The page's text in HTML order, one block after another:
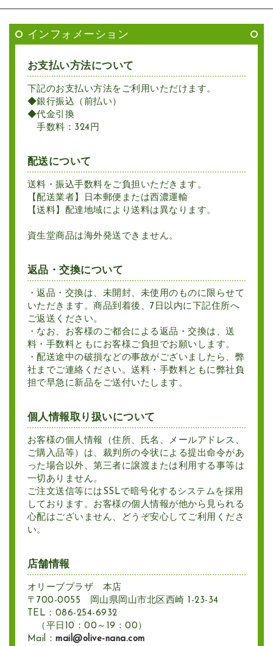
インフォメーション
お支払い方法について
下記のお支払い方法をご利用いただけます。
◆銀行振込（前払い）
◆代金引換
手数料：324円
配送について
送料・振込手数料をご負担いただきます。
【配送業者】日本郵便または西濃運輸
【送料】配達地域により送料は異なります。
資生堂商品は海外発送できません。
返品・交換について
・返品・交換は、未開封、未使用のものに限らせて
いただきます。商品到着後、7日以内に下記住所へ
ご返送ください。
・なお、お客様のご都合による返品・交換は、送
料・手数料ともにお客様ご負担でお願いします。
・配送途中の破損などの事故がございましたら、弊
社までご連絡ください。送料・手数料ともに弊社負
担で早急に新品をご送付いたします。
個人情報取り扱いについて
お客様の個人情報（住所、氏名、メールアドレス、
ご購入品等）は、裁判所の令状による提出命令があ
った場合以外、第三者に譲渡または利用する事等は
一切ありません。
ご注文送信等にはSSLで暗号化するシステムを採用
しております。お客様の個人情報が他から見られる
心配はございません、どうぞ安心してご利用くださ
い。
店舗情報
オリーブプラザ 本店
〒700-0055 岡山県岡山市北区西崎 1-23-34
TEL：086-254-6932
（平日10：00～19：00）
Mail：mail@olive-nana.com